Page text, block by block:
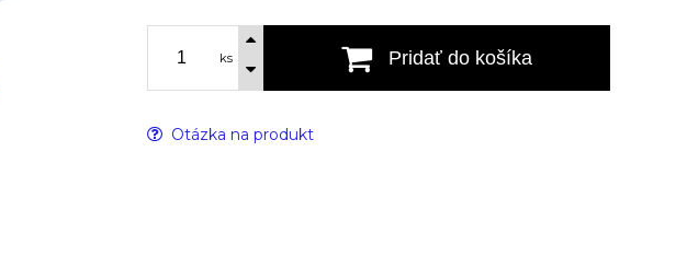
ks Pridať do košíka
Otázka na produkt